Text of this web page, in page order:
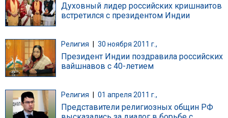
Духовный лидер российских кришнаитов
встретился с президентом Индии
Религия 30 ноября 2011 г.,
Президент Индии поздравила российских
вайшнавов с 40-летием
Религия 01 апреля 2011 г.,
Представители религиозных общин РФ